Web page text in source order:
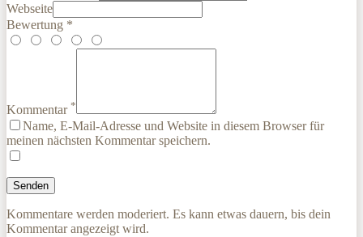
Webseite
Bewertung *
Kommentar *
Name, E-Mail-Adresse und Website in diesem Browser für
meinen nächsten Kommentar speichern.
Kommentare werden moderiert. Es kann etwas dauern, bis dein
Kommentar angezeigt wird.